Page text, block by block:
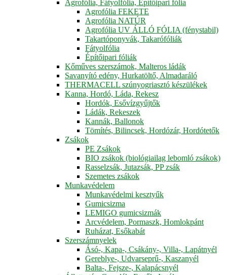
Agrofólia, Fátyolfólia, Építőipari fólia
Agrofólia FEKETE
Agrofólia NATÚR
Agrofólia UV ÁLLÓ FÓLIA (fénystabil)
Takartóponyvák, Takarófóliák
Fátyolfólia
Építőipari fóliák
Kőműves szerszámok, Malteros ládák
Savanyító edény, Hurkatöltő, Almadaráló
THERMACELL szúnyogriasztó készülékek
Kanna, Hordó, Láda, Rekesz
Hordók, Esővízgyűjtők
Ládák, Rekeszek
Kannák, Ballonok
Tömítés, Bilincsek, Hordózár, Hordótetők
Zsákok
PE Zsákok
BIO zsákok (biológiailag lebomló zsákok)
Rasselzsák, Jutazsák, PP zsák
Szemetes zsákok
Munkavédelem
Munkavédelmi kesztyűk
Gumicsizma
LEMIGO gumicsizmák
Arcvédelem, Pormaszk, Homlokpánt
Ruházat, Esőkabát
Szerszámnyelek
Ásó-, Kapa-, Csákány-, Villa-, Lapátnyél
Gereblye-, Udvarseprű-, Kaszanyél
Balta-, Fejsze-, Kalapácsnyél